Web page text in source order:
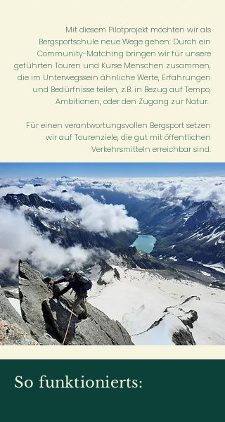
Mit diesem Pilotprojekt möchten wir als
Bergsportschule neue Wege gehen: Durch ein
Community-Matching bringen wir für unsere
geführten Touren und Kurse Menschen zusammen,
die im Unterwegssein ähnliche Werte, Erfahrungen
und Bedürfnisse teilen, z.B. in Bezug auf Tempo,
Ambitionen, oder den Zugang zur Natur.
Für einen verantwortungsvollen Bergsport setzen
wir auf Tourenziele, die gut mit öffentlichen
Verkehrsmitteln erreichbar sind.​
So funktionierts: